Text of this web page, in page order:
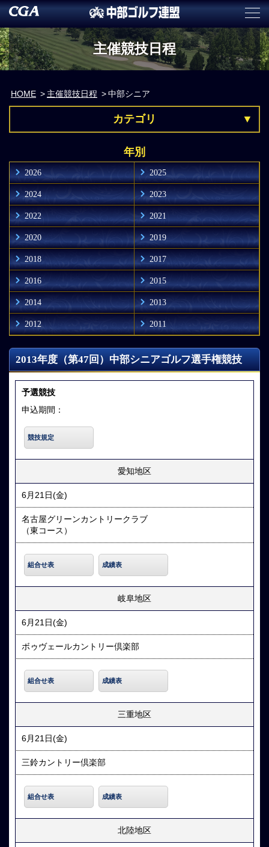
主催競技日程
HOME 主催競技日程 中部シニア
カテゴリ
年別
2026 2025
2024 2023
2022 2021
2020 2019
2018 2017
2016 2015
2014 2013
2012 2011
2013年度（第47回）中部シニアゴルフ選手権競技
予選競技
申込期間：
競技規定
愛知地区
6月21日(金)
名古屋グリーンカントリークラブ
（東コース）
組合せ表 成績表
岐阜地区
6月21日(金)
ボゥヴェールカントリー倶楽部
組合せ表 成績表
三重地区
6月21日(金)
三鈴カントリー倶楽部
組合せ表 成績表
北陸地区